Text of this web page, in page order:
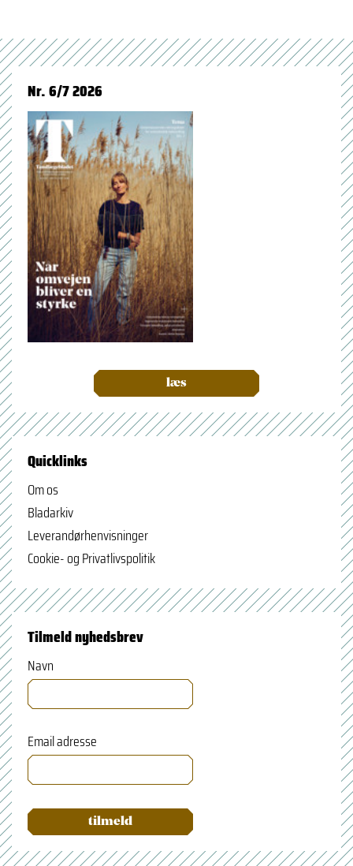
Nr. 6/7 2026
læs
Quicklinks
Om os
Bladarkiv
Leverandørhenvisninger
Cookie- og Privatlivspolitik
Tilmeld nyhedsbrev
Navn
Email adresse